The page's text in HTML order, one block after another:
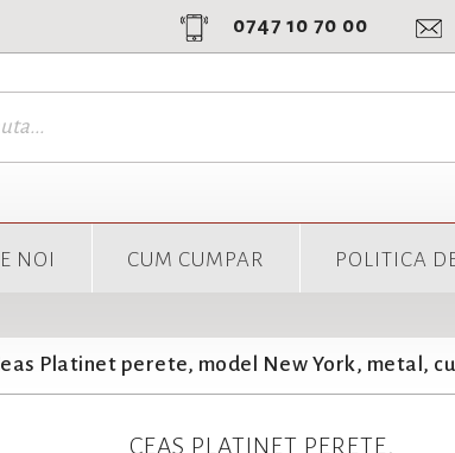
0747 10 70 00
NOI CUM CUMPAR POLITICA
Platinet perete, model New York, metal,
CEAS PLATINET PERETE,